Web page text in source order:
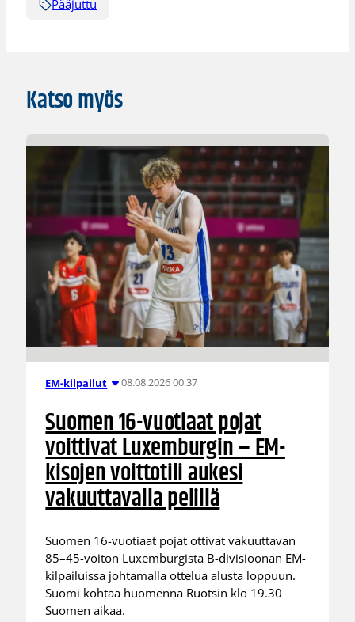
Pääjuttu
Katso myös
EM-kilpailut 08.08.2026 00:37
Suomen 16-vuotiaat pojat
voittivat Luxemburgin – EM-
kisojen voittotili aukesi
vakuuttavalla pelillä
Suomen 16-vuotiaat pojat ottivat vakuuttavan
85–45-voiton Luxemburgista B-divisioonan EM-
kilpailuissa johtamalla ottelua alusta loppuun.
Suomi kohtaa huomenna Ruotsin klo 19.30
Suomen aikaa.